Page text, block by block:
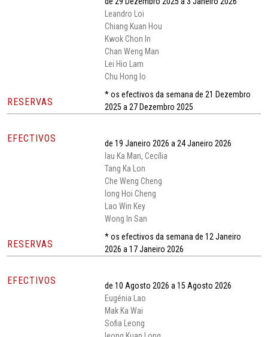
Leandro Loi
Chiang Kuan Hou
Kwok Chon In
Chan Weng Man
Lei Hio Lam
Chu Hong Io
RESERVAS
* os efectivos da semana de 21 Dezembro
2025 a 27 Dezembro 2025
EFECTIVOS
de 19 Janeiro 2026 a 24 Janeiro 2026
Iau Ka Man, Cecília
Tang Ka Lon
Che Weng Cheng
Iong Hoi Cheng
Lao Win Key
Wong In San
RESERVAS
* os efectivos da semana de 12 Janeiro
2026 a 17 Janeiro 2026
EFECTIVOS
de 10 Agosto 2026 a 15 Agosto 2026
Eugénia Lao
Mak Ka Wai
Sofia Leong